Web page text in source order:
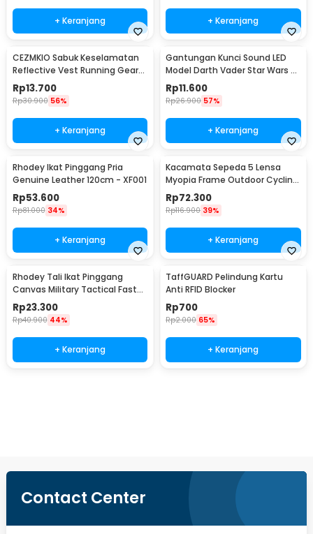
+ Keranjang + Keranjang
CEZMKIO Sabuk Keselamatan
Reflective Vest Running Gear
High Visibility - B08
Rp13.700
Rp30.900 56%
+ Keranjang
Gantungan Kunci Sound LED
Model Darth Vader Star Wars -
BS-050
Rp11.600
Rp26.900 57%
+ Keranjang
Rhodey Ikat Pinggang Pria
Genuine Leather 120cm - XF001
Rp53.600
Rp81.000 34%
+ Keranjang
Kacamata Sepeda 5 Lensa
Myopia Frame Outdoor Cycling
Sunglasses - 0089
Rp72.300
Rp116.900 39%
+ Keranjang
Rhodey Tali Ikat Pinggang
Canvas Military Tactical Fast
Unlock 120cm - MU055
Rp23.300
Rp40.900 44%
+ Keranjang
TaffGUARD Pelindung Kartu
Anti RFID Blocker
Rp700
Rp2.000 65%
+ Keranjang
Contact Center